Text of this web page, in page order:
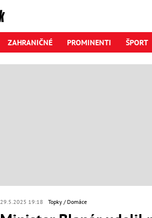
ZAHRANIČNÉ PROMINENTI ŠPORT
29.5.2025 19:18 Topky Domáce